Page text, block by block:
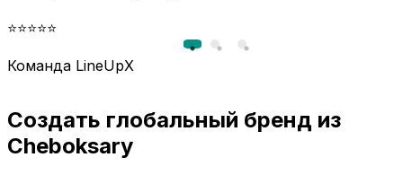
⭐⭐⭐⭐⭐
Команда LineUpX
Создать глобальный бренд из
Cheboksary